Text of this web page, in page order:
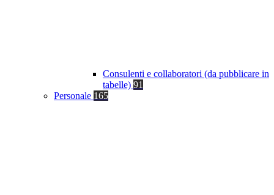
Consulenti e collaboratori (da pubblicare in
tabelle) 91
Personale 165